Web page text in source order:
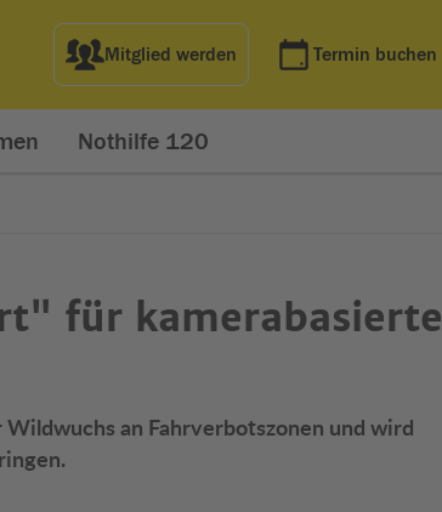
Mitglied werden Termin buchen
Nothilfe 120
für kamerabasierte
an Fahrverbotszonen und wird